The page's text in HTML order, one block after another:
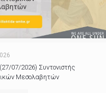
07/2026) Συντονιστής
Μεσολαβητών